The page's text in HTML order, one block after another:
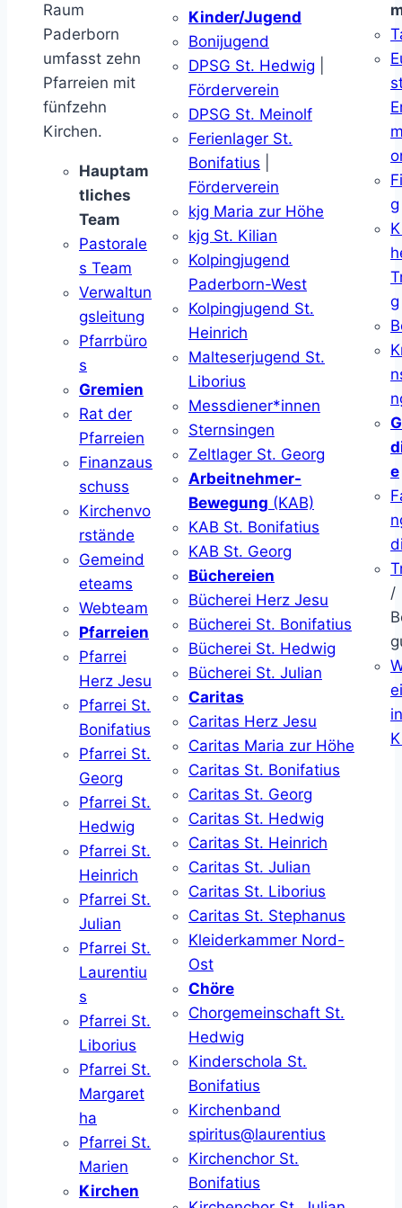
Raum
Paderborn
umfasst zehn
Pfarreien mit
fünfzehn
Kirchen.
Hauptam
tliches
Team
Pastorale
s Team
Verwaltun
gsleitung
Pfarrbüro
s
Gremien
Rat der
Pfarreien
Finanzaus
schuss
Kirchenvo
rstände
Gemeind
eteams
Webteam
Pfarreien
Pfarrei
Herz Jesu
Pfarrei St.
Bonifatius
Pfarrei St.
Georg
Pfarrei St.
Hedwig
Pfarrei St.
Heinrich
Pfarrei St.
Julian
Pfarrei St.
Laurentiu
s
Pfarrei St.
Liborius
Pfarrei St.
Margaret
ha
Pfarrei St.
Marien
Kirchen
Kinder/Jugend
Bonijugend
DPSG St. Hedwig
Förderverein
DPSG St. Meinolf
Ferienlager St.
Bonifatius
Förderverein
kjg Maria zur Höhe
kjg St. Kilian
Kolpingjugend
Paderborn-West
Kolpingjugend St.
Heinrich
Malteserjugend St.
Liborius
Messdiener*innen
Sternsingen
Zeltlager St. Georg
Arbeitnehmer-
Bewegung (KAB)
KAB St. Bonifatius
KAB St. Georg
Büchereien
Bücherei Herz Jesu
Bücherei St. Bonifatius
Bücherei St. Hedwig
Bücherei St. Julian
Caritas
Caritas Herz Jesu
Caritas Maria zur Höhe
Caritas St. Bonifatius
Caritas St. Georg
Caritas St. Hedwig
Caritas St. Heinrich
Caritas St. Julian
Caritas St. Liborius
Caritas St. Stephanus
Kleiderkammer Nord-
Ost
Chöre
Chorgemeinschaft St.
Hedwig
Kinderschola St.
Bonifatius
Kirchenband
spiritus@laurentius
Kirchenchor St.
Bonifatius
g
g
e
/